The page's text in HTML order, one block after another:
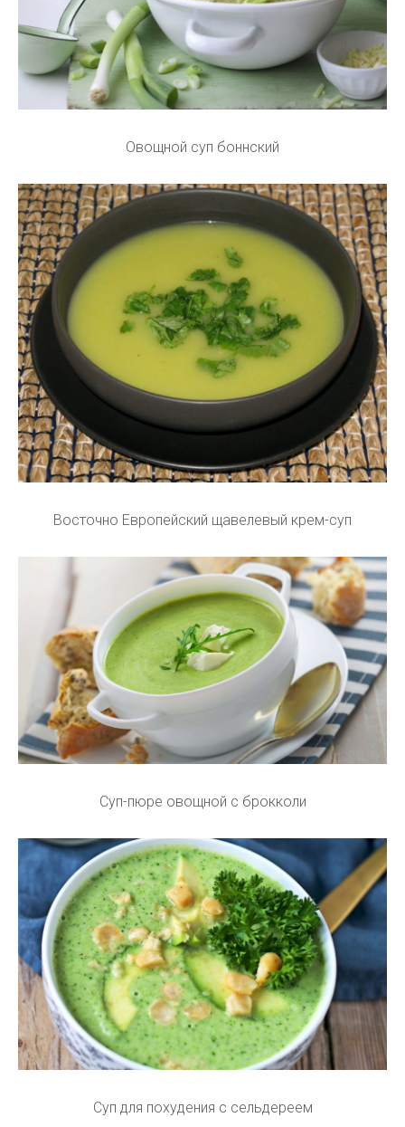
Овощной суп боннский
Восточно Европейский щавелевый крем-суп
Суп-пюре овощной с брокколи
Суп для похудения с сельдереем